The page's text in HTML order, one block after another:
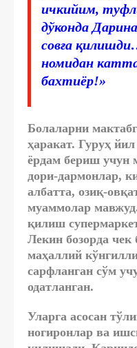
ичкийим,
дўконда
совға
номидан
бахтиёр!»
Болаларни
ҳаракат. Гуруҳ
ёрдам бериш учун
дори-дармонлар,
албатта, озиқ-
муаммолар
қилиш
Лекин бозорда чек
маҳаллий
сарфланган сўм
одатланган.
Уларга асосан
ногиронлар ва